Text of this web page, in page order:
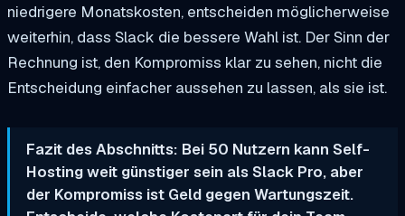
niedrigere Monatskosten, entscheiden möglicherweise
weiterhin, dass Slack die bessere Wahl ist. Der Sinn der
Rechnung ist, den Kompromiss klar zu sehen, nicht die
Entscheidung einfacher aussehen zu lassen, als sie ist.
Fazit des Abschnitts: Bei 50 Nutzern kann Self-
Hosting weit günstiger sein als Slack Pro, aber
der Kompromiss ist Geld gegen Wartungszeit.